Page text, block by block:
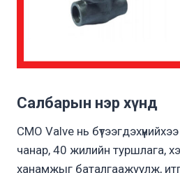
Салбарын нэр хүнд
CMO Valve нь
чанар, 40 жилийн туршлага,
ханамжыг баталгаажуулж,